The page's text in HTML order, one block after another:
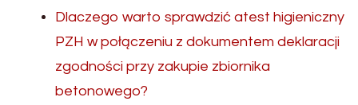
Dlaczego warto sprawdzić atest higieniczny
PZH w połączeniu z dokumentem deklaracji
zgodności przy zakupie zbiornika
betonowego?